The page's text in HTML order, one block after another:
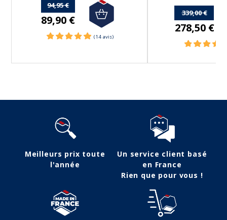
94,95 €
89,90 €
339,00 €
278,50 €
Meilleurs prix toute
l'année
Un service client basé
en France
Rien que pour vous !